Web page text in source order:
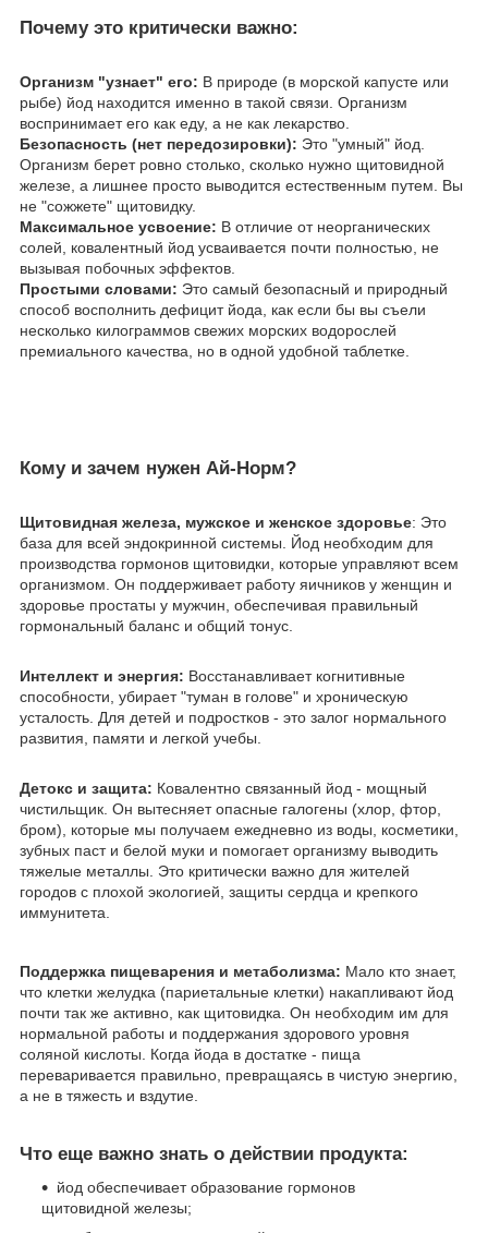
​Почему это критически важно:
​Организм "узнает" его: В природе (в морской капусте или
рыбе) йод находится именно в такой связи. Организм
воспринимает его как еду, а не как лекарство.
​Безопасность (нет передозировки): Это "умный" йод.
Организм берет ровно столько, сколько нужно щитовидной
железе, а лишнее просто выводится естественным путем. Вы
не "сожжете" щитовидку.
​Максимальное усвоение: В отличие от неорганических
солей, ковалентный йод усваивается почти полностью, не
вызывая побочных эффектов.
​Простыми словами: Это самый безопасный и природный
способ восполнить дефицит йода, как если бы вы съели
несколько килограммов свежих морских водорослей
премиального качества, но в одной удобной таблетке.
Кому и зачем нужен Ай-Норм?
​Щитовидная железа, мужское и женское здоровье: Это
база для всей эндокринной системы. Йод необходим для
производства гормонов щитовидки, которые управляют всем
организмом. Он поддерживает работу яичников у женщин и
здоровье простаты у мужчин, обеспечивая правильный
гормональный баланс и общий тонус.
​Интеллект и энергия: Восстанавливает когнитивные
способности, убирает "туман в голове" и хроническую
усталость. Для детей и подростков - это залог нормального
развития, памяти и легкой учебы.
​Детокс и защита: Ковалентно связанный йод - мощный
чистильщик. Он вытесняет опасные галогены (хлор, фтор,
бром), которые мы получаем ежедневно из воды, косметики,
зубных паст и белой муки и помогает организму выводить
тяжелые металлы. Это критически важно для жителей
городов с плохой экологией, защиты сердца и крепкого
иммунитета.
Поддержка пищеварения и метаболизма: Мало кто знает,
что клетки желудка (париетальные клетки) накапливают йод
почти так же активно, как щитовидка. Он необходим им для
нормальной работы и поддержания здорового уровня
соляной кислоты. Когда йода в достатке - пища
переваривается правильно, превращаясь в чистую энергию,
а не в тяжесть и вздутие.
Что еще важно знать о действии продукта:
​йод обеспечивает образование гормонов
щитовидной железы;